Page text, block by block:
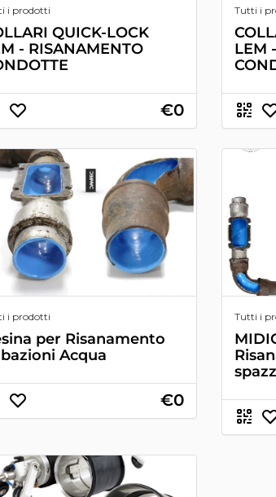
i prodotti
QUICK-LOCK
- RISANAMENTO
€0
Tutti i
LEM
i prodotti
per Risanamento
Acqua
€0
Tutti i